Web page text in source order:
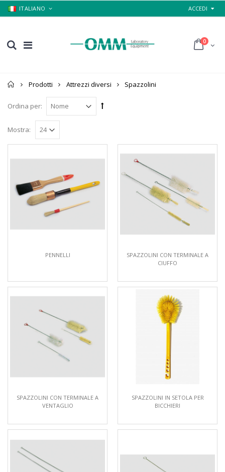
ITALIANO ACCEDI
0
Home
Prodotti Attrezzi diversi Spazzolini
Ordina per:
Mostra:
PENNELLI
SPAZZOLINI CON TERMINALE A
CIUFFO
SPAZZOLINI CON TERMINALE A
VENTAGLIO
SPAZZOLINI IN SETOLA PER
BICCHIERI